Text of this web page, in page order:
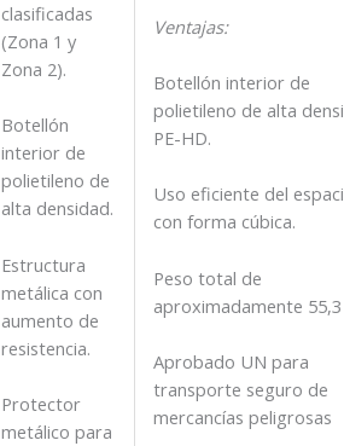
clasificadas
(Zona 1 y
Zona 2).
Botellón
interior de
polietileno de
alta densidad.
Estructura
metálica con
aumento de
resistencia.
Protector
metálico para
Ventajas:
Botellón interior de
polietileno de alta
PE-HD.
Uso eficiente del
con forma cúbica.
Peso total de
aproximadamente
Aprobado UN para
transporte seguro de
mercancías peligrosas